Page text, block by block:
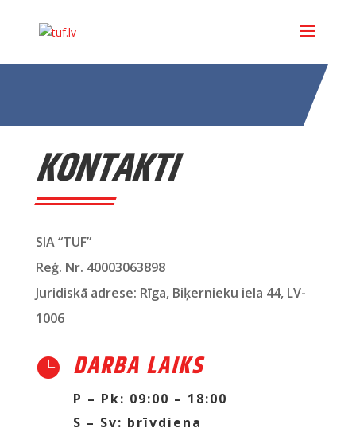
KONTAKTI
SIA “TUF”
Reģ. Nr. 40003063898
Juridiskā adrese: Rīga, Biķernieku iela 44, LV-
1006
 DARBA LAIKS
P – Pk: 09:00 – 18:00
S – Sv: brīvdiena